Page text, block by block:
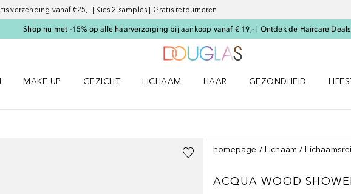
verzending vanaf €25,- | Kies 2 samples | Gratis retourneren
Shop nu met -15% op alle haarverzorging bij aankoop vanaf € 19,- | Ontdek de Haircare
MAKE-UP
GEZICHT
LICHAAM
HAAR
GEZONDHEID
homepage Lichaam
ACQUA WOOD